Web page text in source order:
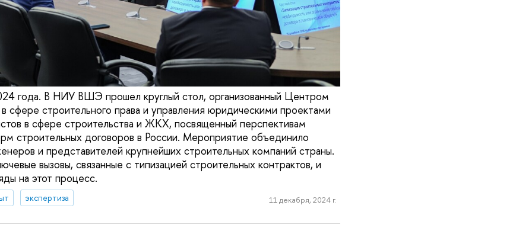
года. В НИУ ВШЭ прошел круглый стол, организованный Центром
сфере строительного права и управления юридическими проектами
в сфере строительства и ЖКХ, посвященный перспективам
строительных договоров в России. Мероприятие объединило
и представителей крупнейших строительных компаний страны.
вызовы, связанные с типизацией строительных контрактов, и
на этот процесс.
экспертиза 11 декабря, 2024 г.